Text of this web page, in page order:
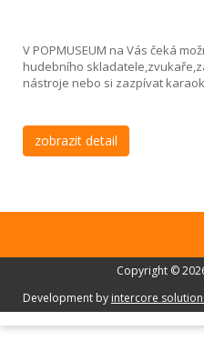
V POPMUSEUM na Vás čeká
hudebního
nástroje nebo si zazpívat
zobrazit detail
Copyright ©
Development by intercore